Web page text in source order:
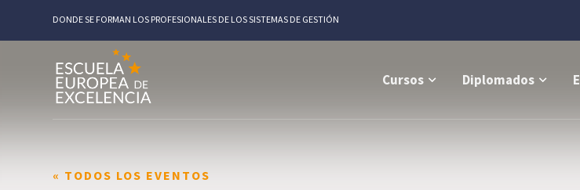
DONDE SE FORMAN LOS PROFESIONALES DE LOS SISTEMAS DE GESTIÓN
Cursos Diplomados
« TODOS LOS EVENTOS